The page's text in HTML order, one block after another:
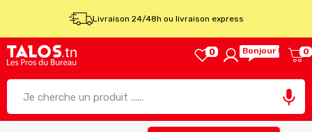
Livraison 24/48h ou livraison express
0 Bonjour ! 0
